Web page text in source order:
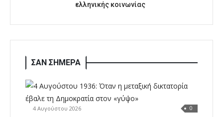
ελληνικής κοινωνίας
ΣΑΝ ΣΗΜΕΡΑ
4 Αυγούστου 2026 0